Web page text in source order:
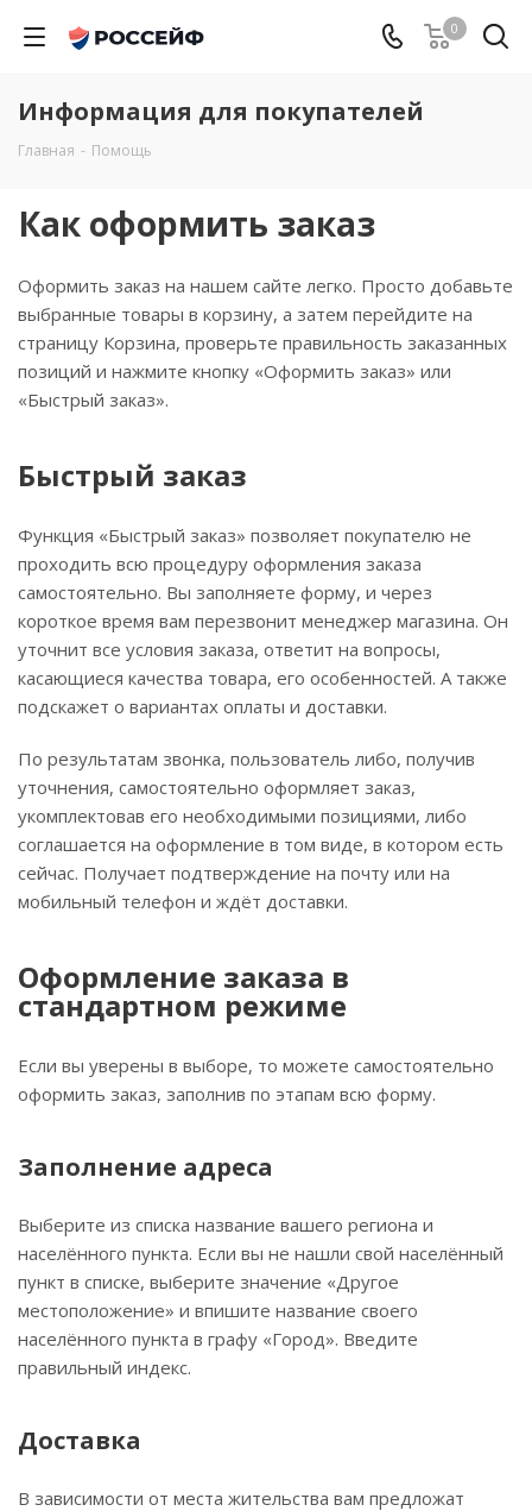
0
Информация для покупателей
Главная - Помощь
Как оформить заказ
Оформить заказ на нашем сайте легко. Просто добавьте
выбранные товары в корзину, а затем перейдите на
страницу Корзина, проверьте правильность заказанных
позиций и нажмите кнопку «Оформить заказ» или
«Быстрый заказ».
Быстрый заказ
Функция «Быстрый заказ» позволяет покупателю не
проходить всю процедуру оформления заказа
самостоятельно. Вы заполняете форму, и через
короткое время вам перезвонит менеджер магазина. Он
уточнит все условия заказа, ответит на вопросы,
касающиеся качества товара, его особенностей. А также
подскажет о вариантах оплаты и доставки.
По результатам звонка, пользователь либо, получив
уточнения, самостоятельно оформляет заказ,
укомплектовав его необходимыми позициями, либо
соглашается на оформление в том виде, в котором есть
сейчас. Получает подтверждение на почту или на
мобильный телефон и ждёт доставки.
Оформление заказа в
стандартном режиме
Если вы уверены в выборе, то можете самостоятельно
оформить заказ, заполнив по этапам всю форму.
Заполнение адреса
Выберите из списка название вашего региона и
населённого пункта. Если вы не нашли свой населённый
пункт в списке, выберите значение «Другое
местоположение» и впишите название своего
населённого пункта в графу «Город». Введите
правильный индекс.
Доставка
В зависимости от места жительства вам предложат